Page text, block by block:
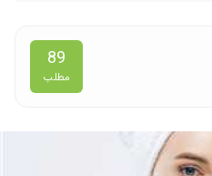
89
مطلب